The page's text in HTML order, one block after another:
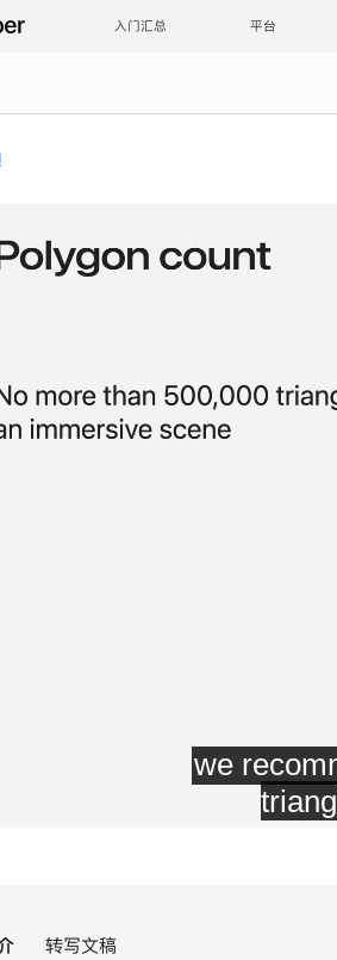
入门汇总 平台
转写文稿